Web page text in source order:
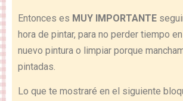
Entonces es MUY IMPORTANTE
hora de pintar, para no perder tiempo
nuevo pintura o limpiar porque
pintadas.
Lo que te mostraré en el siguiente